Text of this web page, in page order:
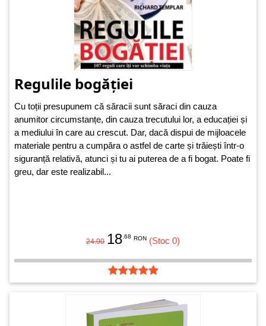
Regulile bogăției
Cu toții presupunem că săracii sunt săraci din cauza
anumitor circumstanțe, din cauza trecutului lor, a educației și
a mediului în care au crescut. Dar, dacă dispui de mijloacele
materiale pentru a cumpăra o astfel de carte și trăiești într-o
siguranță relativă, atunci și tu ai puterea de a fi bogat. Poate fi
greu, dar este realizabil...
24.90 18 .68 RON (Stoc 0)